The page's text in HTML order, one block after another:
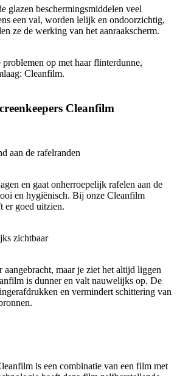
glazen beschermingsmiddelen veel
een val, worden lelijk en ondoorzichtig,
ze de werking van het aanraakscherm.
problemen op met haar flinterdunne,
Cleanfilm.
Cleanfilm
aan de rafelranden
en gaat onherroepelijk rafelen aan de
en hygiënisch. Bij onze Cleanfilm
er goed uitzien.
zichtbaar
aangebracht, maar je ziet het altijd liggen
is dunner en valt nauwelijks op. De
en vermindert schittering van
is een combinatie van een film met